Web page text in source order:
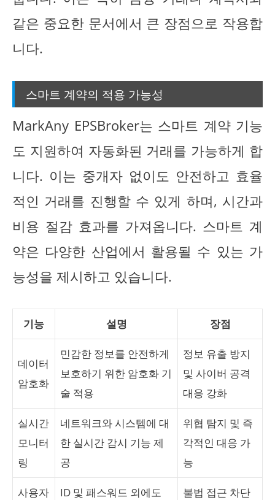
같은 중요한 문서에서 큰 장점으로 작용합
니다.
스마트 계약의 적용 가능성
MarkAny EPSBroker는 스마트 계약 기능
도 지원하여 자동화된 거래를 가능하게 합
니다. 이는 중개자 없이도 안전하고 효율
적인 거래를 진행할 수 있게 하며, 시간과
비용 절감 효과를 가져옵니다. 스마트 계
약은 다양한 산업에서 활용될 수 있는 가
능성을 제시하고 있습니다.
기능 설명 장점
데이터
암호화
민감한 정보를 안전하게
보호하기 위한 암호화 기
술 적용
정보 유출 방지
및 사이버 공격
대응 강화
실시간
모니터
링
네트워크와 시스템에 대
한 실시간 감시 기능 제
공
위협 탐지 및 즉
각적인 대응 가
능
사용자
ID 및 패스워드 외에도
불법 접근 차단